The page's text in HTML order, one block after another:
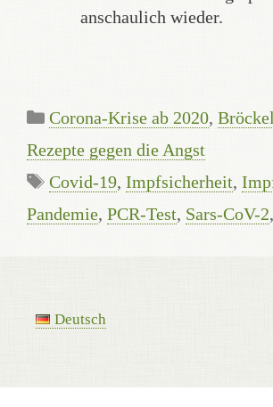
anschaulich wieder.
Categories
Corona-Krise ab 2020,
Rezepte gegen die Angst
Tags
Covid-19, Impfsicherheit,
Pandemie, PCR-Test, Sars-CoV-2,
Deutsch